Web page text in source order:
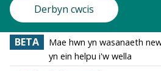
Derbyn cwcis
BETA Mae hwn yn wasanaeth
yn ein helpu i'w wella